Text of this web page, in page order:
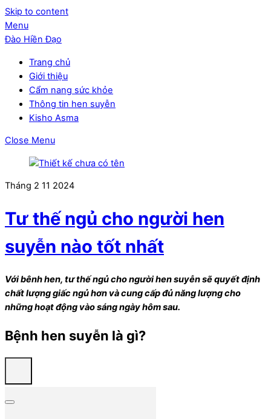
Skip to content
Menu
Đào Hiền Đạo
Trang chủ
Giới thiệu
Cẩm nang sức khỏe
Thông tin hen suyễn
Kisho Asma
Close Menu
Tháng 2 11 2024
Tư thế ngủ cho người hen
suyễn nào tốt nhất
Với bênh hen, tư thế ngủ cho người hen suyễn sẽ quyết định
chất lượng giấc ngủ hơn và cung cấp đủ năng lượng cho
những hoạt động vào sáng ngày hôm sau.
Bệnh hen suyễn là gì?